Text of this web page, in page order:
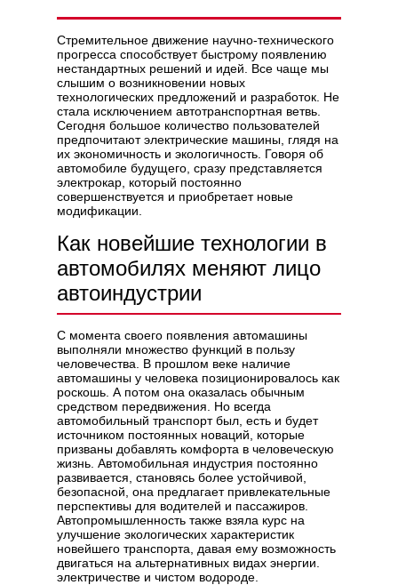
Стремительное движение научно-технического
прогресса способствует быстрому появлению
нестандартных решений и идей. Все чаще мы
слышим о возникновении новых
технологических предложений и разработок. Не
стала исключением автотранспортная ветвь.
Сегодня большое количество пользователей
предпочитают электрические машины, глядя на
их экономичность и экологичность. Говоря об
автомобиле будущего, сразу представляется
электрокар, который постоянно
совершенствуется и приобретает новые
модификации.
Как новейшие технологии в
автомобилях меняют лицо
автоиндустрии
С момента своего появления автомашины
выполняли множество функций в пользу
человечества. В прошлом веке наличие
автомашины у человека позиционировалось как
роскошь. А потом она оказалась обычным
средством передвижения. Но всегда
автомобильный транспорт был, есть и будет
источником постоянных новаций, которые
призваны добавлять комфорта в человеческую
жизнь. Автомобильная индустрия постоянно
развивается, становясь более устойчивой,
безопасной, она предлагает привлекательные
перспективы для водителей и пассажиров.
Автопромышленность также взяла курс на
улучшение экологических характеристик
новейшего транспорта, давая ему возможность
двигаться на альтернативных видах энергии.
электричестве и чистом водороде.
Политикой конфиденциальности